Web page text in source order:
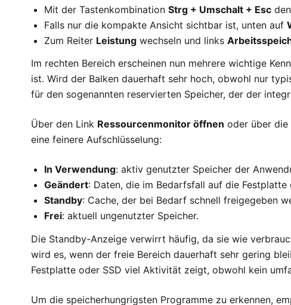
Mit der TastenkombinationStrg + Umschalt + Esc
Falls nur die kompakte Ansicht sichtbar ist, unten auf
Zum Reiter Leistung wechseln und links
Im rechten Bereich erscheinen nun mehrere wichtige
ist. Wird der Balken dauerhaft sehr hoch, obwohl nur
für den sogenannten reservierten Speicher, der der
Über den Link Ressourcenmonitor öffnen oder über die
eine feinere Aufschlüsselung:
In Verwendung: aktiv genutzter Speicher der
Geändert: Daten, die im Bedarfsfall auf die Festplatte
Standby: Cache, der bei Bedarf schnell freigegeben
Frei: aktuell ungenutzter Speicher.
Die Standby-Anzeige verwirrt häufig, da sie wie
wird es, wenn der freie Bereich dauerhaft sehr gering
Festplatte oder SSD viel Aktivität zeigt, obwohl kein
Um die speicherhungrigsten Programme zu erkennen,